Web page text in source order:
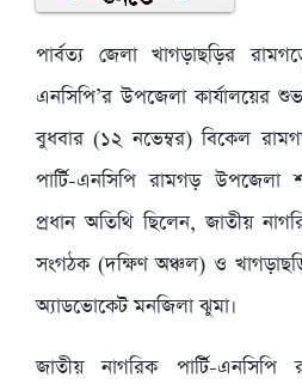
পার্বত্য জেলা খাগড়াছড়ির
এনসিপি’র উপজেলা কার্যালয়ের
বুধবার (১২ নভেম্বর) বিকেল
পার্টি-এনসিপি রামগড় উপজেলা
প্রধান অতিথি ছিলেন, জাতীয়
সংগঠক (দক্ষিণ অঞ্চল) ও
অ্যাডভোকেট মনজিলা ঝুমা।
জাতীয় নাগরিক পার্টি-